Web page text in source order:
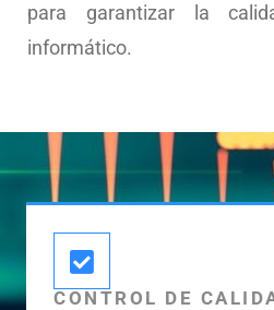
para garantizar la
informático.
CONTROL DE